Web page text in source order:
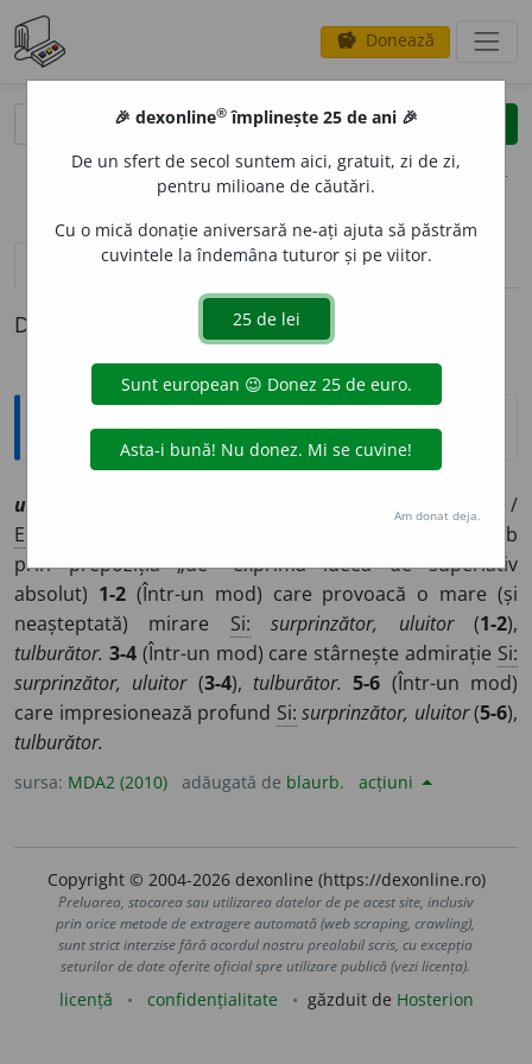
savings Donează
clear
opțiuni
definiții (1) pronunțievolume_up (50)
Definiția cu ID-ul 1212751:
Explicative DEX
uimit
/
E:
] (Legat de un adjectiv sau de un adverb
prin prepoziția „de” exprimă ideea de superlativ
absolut) 1-2(Într-un mod) care provoacă o mare (și
neașteptată) mirare Si: surprinzător, uluitor(1-2),
tulburător. 3-4(Într-un mod) care stârnește admirație Si:
surprinzător, uluitor(3-4), tulburător. 5-6 (Într-un mod)
care impresionează profund Si: surprinzător, uluitor(5-6),
tulburător.
sursa: MDA2 (2010) adăugată de blaurb. acțiuni
Copyright © 2004-2026 dexonline (https://dexonline.ro)
Preluarea, stocarea sau utilizarea datelor de pe acest site, inclusiv
prin orice metode de extragere automată (web scraping, crawling),
sunt strict interzise fără acordul nostru prealabil scris, cu excepția
seturilor de date oferite oficial spre utilizare publică (vezi licența).
licență confidențialitate găzduit de Hosterion
🎉 dexonline® împlinește 25 de ani 🎉
De un sfert de secol suntem aici, gratuit, zi de zi,
pentru milioane de căutări.
Cu o mică donație aniversară ne-ați ajuta să păstrăm
cuvintele la îndemâna tuturor și pe viitor.
Am donat deja.